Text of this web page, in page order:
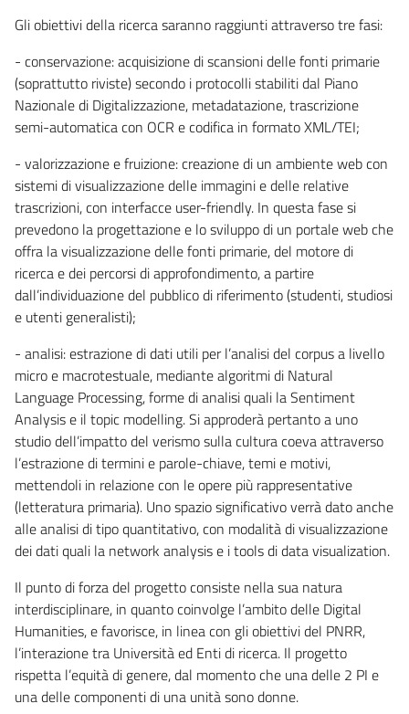
Gli obiettivi della ricerca saranno raggiunti attraverso tre fasi:
- conservazione: acquisizione di scansioni delle fonti primarie
(soprattutto riviste) secondo i protocolli stabiliti dal Piano
Nazionale di Digitalizzazione, metadatazione, trascrizione
semi-automatica con OCR e codifica in formato XML/TEI;
- valorizzazione e fruizione: creazione di un ambiente web con
sistemi di visualizzazione delle immagini e delle relative
trascrizioni, con interfacce user-friendly. In questa fase si
prevedono la progettazione e lo sviluppo di un portale web che
offra la visualizzazione delle fonti primarie, del motore di
ricerca e dei percorsi di approfondimento, a partire
dall’individuazione del pubblico di riferimento (studenti, studiosi
e utenti generalisti);
- analisi: estrazione di dati utili per l’analisi del corpus a livello
micro e macrotestuale, mediante algoritmi di Natural
Language Processing, forme di analisi quali la Sentiment
Analysis e il topic modelling. Si approderà pertanto a uno
studio dell’impatto del verismo sulla cultura coeva attraverso
l’estrazione di termini e parole-chiave, temi e motivi,
mettendoli in relazione con le opere più rappresentative
(letteratura primaria). Uno spazio significativo verrà dato anche
alle analisi di tipo quantitativo, con modalità di visualizzazione
dei dati quali la network analysis e i tools di data visualization.
Il punto di forza del progetto consiste nella sua natura
interdisciplinare, in quanto coinvolge l’ambito delle Digital
Humanities, e favorisce, in linea con gli obiettivi del PNRR,
l’interazione tra Università ed Enti di ricerca. Il progetto
rispetta l’equità di genere, dal momento che una delle 2 PI e
una delle componenti di una unità sono donne.